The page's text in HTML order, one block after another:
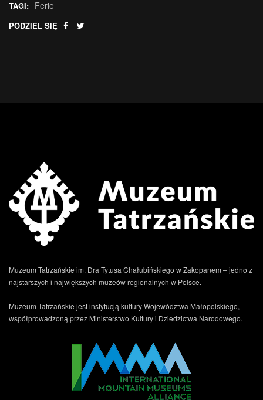
TAGI: Ferie
PODZIEL SIĘ
Muzeum Tatrzańskie im. Dra Tytusa Chałubińskiego w Zakopanem – jedno z
najstarszych i największych muzeów regionalnych w Polsce.
Muzeum Tatrzańskie jest instytucją kultury Województwa Małopolskiego,
współprowadzoną przez Ministerstwo Kultury i Dziedzictwa Narodowego.
.